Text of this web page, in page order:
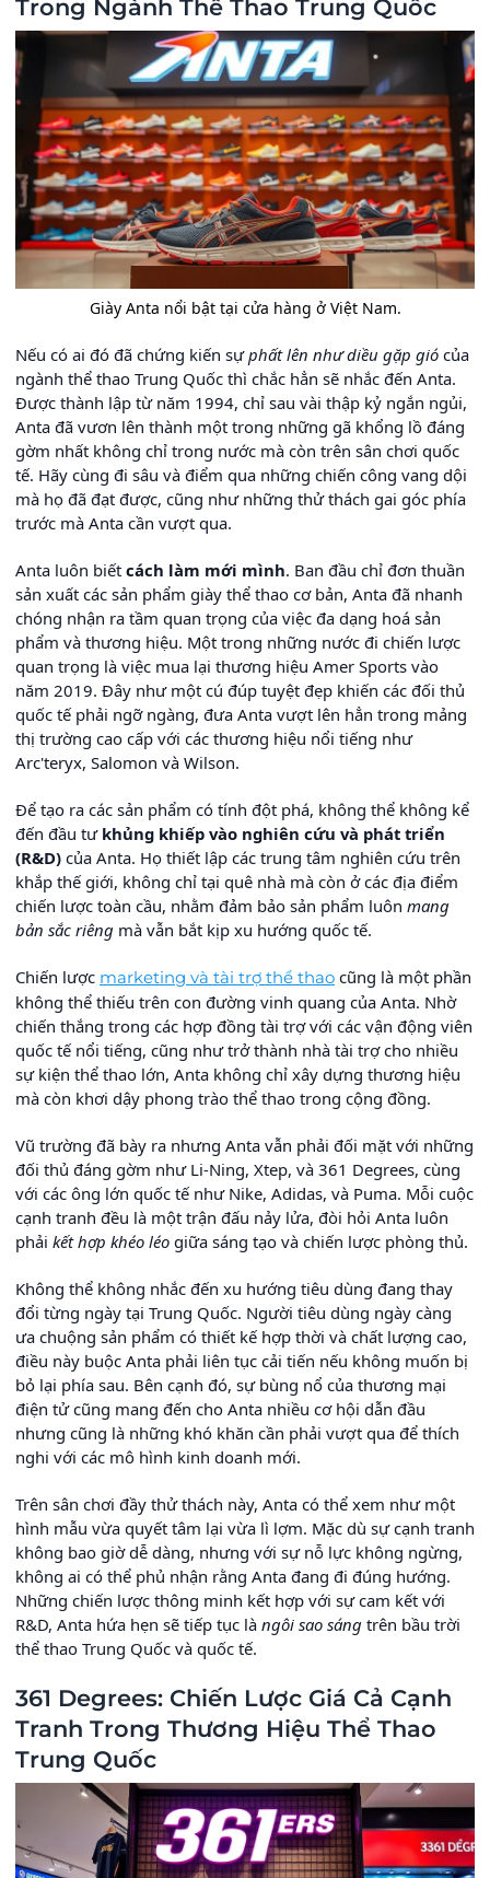
Trong Ngành Thể Thao Trung Quốc
Giày Anta nổi bật tại cửa hàng ở Việt Nam.
Nếu có ai đó đã chứng kiến sựphất lên như diều gặp gió của
ngành thể thao Trung Quốc thì chắc hẳn sẽ nhắc đến Anta.
Được thành lập từ năm 1994, chỉ sau vài thập kỷ ngắn ngủi,
Anta đã vươn lên thành một trong những gã khổng lồ đáng
gờm nhất không chỉ trong nước mà còn trên sân chơi quốc
tế. Hãy cùng đi sâu và điểm qua những chiến công vang dội
mà họ đã đạt được, cũng như những thử thách gai góc phía
trước mà Anta cần vượt qua.
Anta luôn biết cách làm mới mình. Ban đầu chỉ đơn thuần
sản xuất các sản phẩm giày thể thao cơ bản, Anta đã nhanh
chóng nhận ra tầm quan trọng của việc đa dạng hoá sản
phẩm và thương hiệu. Một trong những nước đi chiến lược
quan trọng là việc mua lại thương hiệu Amer Sports vào
năm 2019. Đây như một cú đúp tuyệt đẹp khiến các đối thủ
quốc tế phải ngỡ ngàng, đưa Anta vượt lên hẳn trong mảng
thị trường cao cấp với các thương hiệu nổi tiếng như
Arc'teryx, Salomon và Wilson.
Để tạo ra các sản phẩm có tính đột phá, không thể không kể
đến đầu tư khủng khiếp vào nghiên cứu và phát triển
(R&D) của Anta. Họ thiết lập các trung tâm nghiên cứu trên
khắp thế giới, không chỉ tại quê nhà mà còn ở các địa điểm
chiến lược toàn cầu, nhằm đảm bảo sản phẩm luôn mang
bản sắc riêng mà vẫn bắt kịp xu hướng quốc tế.
Chiến lược marketing và tài trợ thể thao cũng là một phần
không thể thiếu trên con đường vinh quang của Anta. Nhờ
chiến thắng trong các hợp đồng tài trợ với các vận động viên
quốc tế nổi tiếng, cũng như trở thành nhà tài trợ cho nhiều
sự kiện thể thao lớn, Anta không chỉ xây dựng thương hiệu
mà còn khơi dậy phong trào thể thao trong cộng đồng.
Vũ trường đã bày ra nhưng Anta vẫn phải đối mặt với những
đối thủ đáng gờm như Li-Ning, Xtep, và 361 Degrees, cùng
với các ông lớn quốc tế như Nike, Adidas, và Puma. Mỗi cuộc
cạnh tranh đều là một trận đấu nảy lửa, đòi hỏi Anta luôn
phải kết hợp khéo léo giữa sáng tạo và chiến lược phòng thủ.
Không thể không nhắc đến xu hướng tiêu dùng đang thay
đổi từng ngày tại Trung Quốc. Người tiêu dùng ngày càng
ưa chuộng sản phẩm có thiết kế hợp thời và chất lượng cao,
điều này buộc Anta phải liên tục cải tiến nếu không muốn bị
bỏ lại phía sau. Bên cạnh đó, sự bùng nổ của thương mại
điện tử cũng mang đến cho Anta nhiều cơ hội dẫn đầu
nhưng cũng là những khó khăn cần phải vượt qua để thích
nghi với các mô hình kinh doanh mới.
Trên sân chơi đầy thử thách này, Anta có thể xem như một
hình mẫu vừa quyết tâm lại vừa lì lợm. Mặc dù sự cạnh tranh
không bao giờ dễ dàng, nhưng với sự nỗ lực không ngừng,
không ai có thể phủ nhận rằng Anta đang đi đúng hướng.
Những chiến lược thông minh kết hợp với sự cam kết với
R&D, Anta hứa hẹn sẽ tiếp tục là ngôi sao sáng trên bầu trời
thể thao Trung Quốc và quốc tế.
361 Degrees: Chiến Lược Giá Cả Cạnh
Tranh Trong Thương Hiệu Thể Thao
Trung Quốc